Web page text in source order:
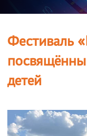
Фестиваль
детей